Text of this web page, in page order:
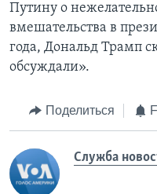
Путину о
вмешательства в
года, Дональд Трамп
обсуждали».
Поделиться
Служба